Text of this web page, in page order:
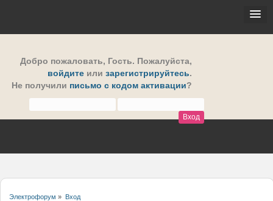
Добро пожаловать, Гость. Пожалуйста,
войдите или зарегистрируйтесь.
Не получили письмо с кодом активации?
Электрофорум » Вход